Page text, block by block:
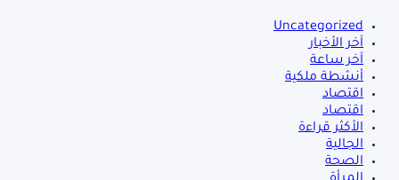
Uncategorized
آخر الأخبار
آخر ساعة
أنشطة ملكية
اقتصاد
اقتصاد
الأكثر قراءة
الجالية
الصحة